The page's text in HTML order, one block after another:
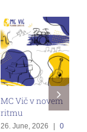
MC Vič v novem
ritmu
26. June, 2026
0